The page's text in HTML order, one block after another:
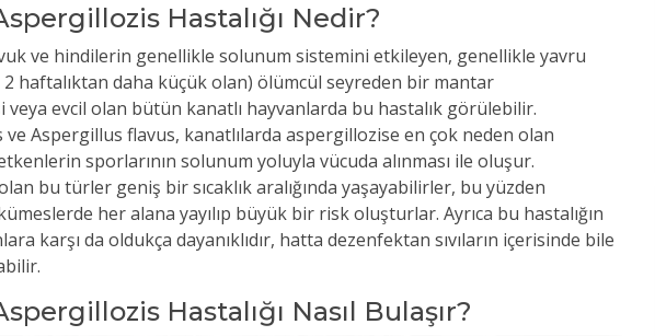
Hastalığı Nedir?
ve hindilerin genellikle solunum sistemini etkileyen, genellikle yavru
haftalıktan daha küçük olan) ölümcül seyreden bir mantar
evcil olan bütün kanatlı hayvanlarda bu hastalık görülebilir.
Aspergillus flavus, kanatlılarda aspergillozise en çok neden olan
sporlarının solunum yoluyla vücuda alınması ile oluşur.
bu türler geniş bir sıcaklık aralığında yaşayabilirler, bu yüzden
her alana yayılıp büyük bir risk oluşturlar. Ayrıca bu hastalığın
karşı da oldukça dayanıklıdır, hatta dezenfektan sıvıların içerisinde bile
Hastalığı Nasıl Bulaşır?